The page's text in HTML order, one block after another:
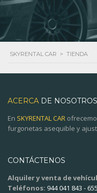
SKYRENTAL CAR > TIENDA
ACERCA DE NOSOTROS
En SKYRENTAL CAR
furgonetas asequible y
CONTÁCTENOS
Alquiler y venta de
Teléfonos: 944 041 843 -